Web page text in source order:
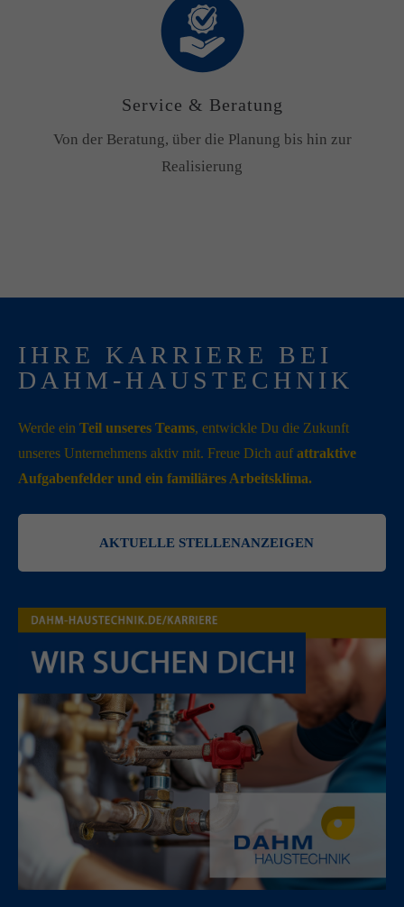
Service & Beratung
Von der Beratung, über die Planung bis hin zur
Realisierung
IHRE KARRIERE BEI
DAHM-HAUSTECHNIK
Werde ein Teil unseres Teams, entwickle Du die Zukunft
unseres Unternehmens aktiv mit. Freue Dich aufattraktive
Aufgabenfelder und ein familiäres Arbeitsklima.
AKTUELLE STELLENANZEIGEN